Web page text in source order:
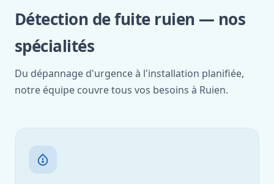
Détection de fuite ruien — nos
spécialités
Du dépannage d'urgence à l'installation planifiée,
notre équipe couvre tous vos besoins à Ruien.